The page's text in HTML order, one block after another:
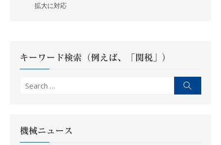
ン
拡大に対応
キーワード検索（例えば、「関税」）
Search
機械ニュース